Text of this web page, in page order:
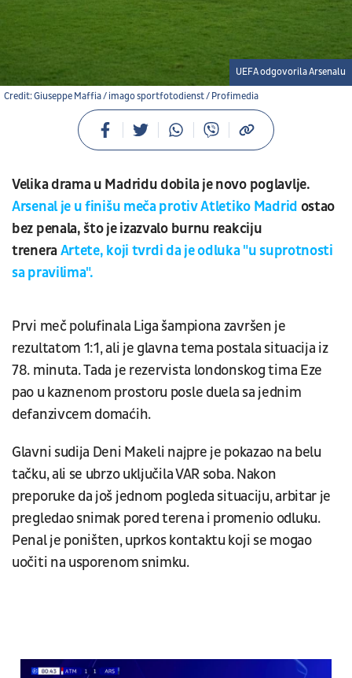
Credit: Giuseppe Maffia / imago sportfotodienst / Profimedia
UEFA odgovorila Arsenalu
Velika drama u Madridu dobila je novo poglavlje.
Arsenal je u finišu meča protiv Atletiko Madrid ostao
bez penala, što je izazvalo burnu reakciju
treneraArtete, koji tvrdi da je odluka "u suprotnosti
sa pravilima".
Prvi meč polufinala Liga šampiona završen je
rezultatom 1:1, ali je glavna tema postala situacija iz
78. minuta. Tada je rezervista londonskog tima Eze
pao u kaznenom prostoru posle duela sa jednim
defanzivcem domaćih.
Glavni sudija Deni Makeli najpre je pokazao na belu
tačku, ali se ubrzo uključila VAR soba. Nakon
preporuke da još jednom pogleda situaciju, arbitar je
pregledao snimak pored terena i promenio odluku.
Penal je poništen, uprkos kontaktu koji se mogao
uočiti na usporenom snimku.